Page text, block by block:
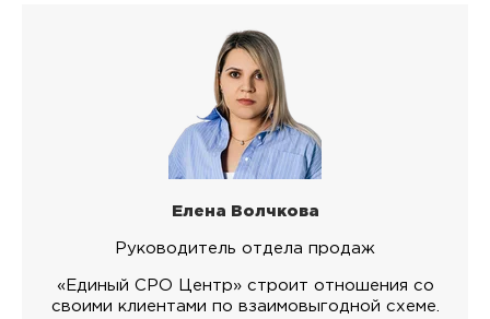
Елена Волчкова
Руководитель отдела продаж
«Единый СРО Центр» строит отношения со
своими клиентами по взаимовыгодной схеме.